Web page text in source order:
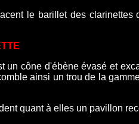
le barillet des clarinettes
un cône d'ébène évasé et
ainsi un trou de la
quant à elles un pavillon